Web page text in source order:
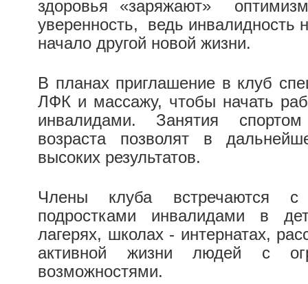
здоровья «заряжают»
уверенность, ведь инвалидность
начало другой новой жизни.
В планах приглашение в клуб
ЛФК и массажу, чтобы начать
инвалидами. Занятия
возраста позволят в
высоких результатов.
Члены клуба встречаются
подростками инвалидами в
лагерях, школах - интернатах,
активной жизни людей с
возможностями.